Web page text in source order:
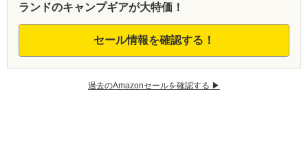
ランドのキャンプギアが大特価！
セール情報を確認する！
過去のAmazonセールを確認する ▶︎